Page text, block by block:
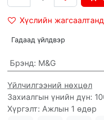
Хүслийн
Гадаад үйлдвэр
Брэнд: M&G
Үйлчилгээний нөхцөл
Захиалгын үнийн дүн:
Хүргэлт: Ажлын 1 өдөр